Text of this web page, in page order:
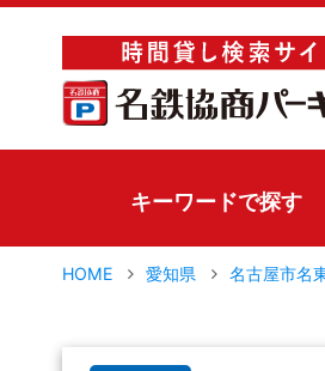
キーワードで探す
HOME 愛知県 名古屋市名